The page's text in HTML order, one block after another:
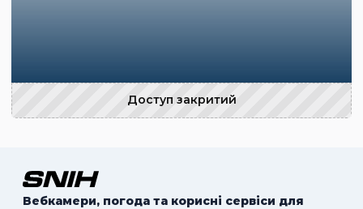
Доступ закритий
Вебкамери, погода та корисні сервіси для